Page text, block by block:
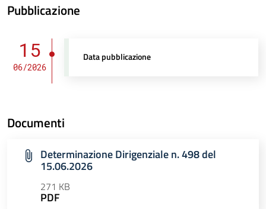
Pubblicazione
15
06/2026
Data pubblicazione
Documenti
Determinazione Dirigenziale n. 498 del
15.06.2026
271 KB
PDF